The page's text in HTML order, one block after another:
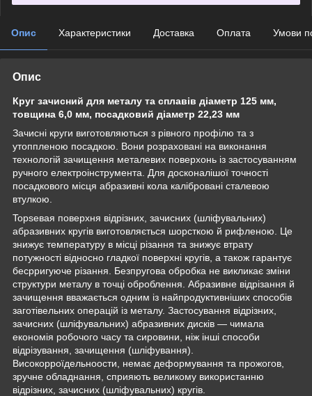
Опис Характеристики Доставка Оплата Умови
Опис
Круг зачисний для металу та сплавів діаметр 125 мм,
товщина 6,0 мм, посадковий діаметр 22,23 мм
Зачисні круги виготовляються з рівного профілю та з
утоппленою посадкою. Вони розраховані на виконання
технологій зачищення металевих поверхонь із застосуванням
ручного електроінструмента. Для досконалішої точності
посадкового місця абразивні кола калібровані сталевою
втулкою.
Topseвaя поверхня відрізних, зачисних (шліфувальних)
абразивних кругів виготовляється шорсткою й рифленою. Це
знижує температуру в місці різання та знижує втрату
потужності відносно гладкої поверхні кругів, а також гарантує
бecppигуюче різання. Безпругова обробка не викликає зміни
структури металу в точці оброблення. Абразивне відрізання й
зачищення вважається одним із найпродуктивніших способів
заготівельних операцій із металу. Застосування відрізних,
зачисних (шліфувальних) абразивних дисків — чимала
економія робочого часу та сировини, ніж інші способи
відрізування, зачищення (шліфування).
Високоppoїдeльноocти, немає деформування та прожогов,
зручне обладнання, сприяють великому використанню
відрізних, зачисних (шліфувальних) кругів.